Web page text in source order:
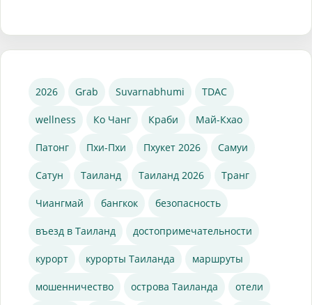
2026 Grab Suvarnabhumi TDAC
wellness Ко Чанг Краби Май-Кхао
Патонг Пхи-Пхи Пхукет 2026 Самуи
Сатун Таиланд Таиланд 2026 Транг
Чиангмай бангкок безопасность
въезд в Таиланд достопримечательности
курорт курорты Таиланда маршруты
мошенничество острова Таиланда отели